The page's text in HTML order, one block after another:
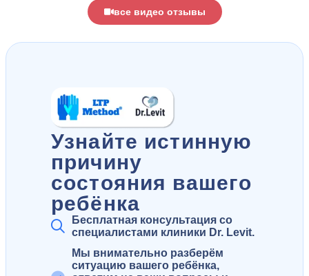
все видео отзывы
Узнайте истинную
причину
состояния вашего
ребёнка
Бесплатная консультация со
специалистами клиники Dr. Levit.
Мы внимательно разберём
ситуацию вашего ребёнка,